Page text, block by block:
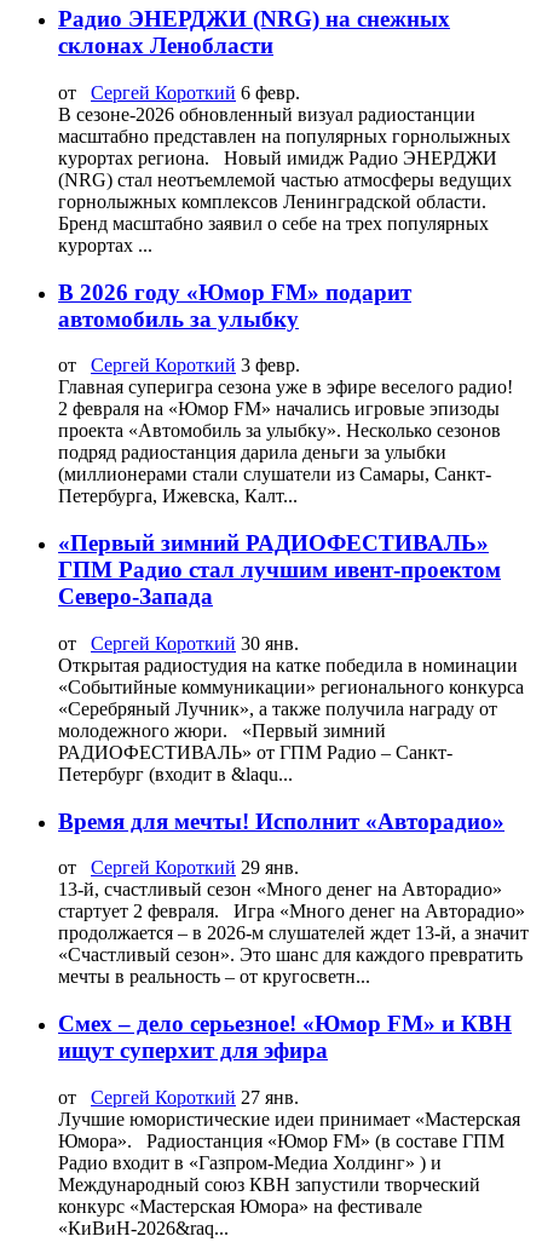
Радио ЭНЕРДЖИ (NRG) на снежных
склонах Ленобласти
от Сергей Короткий 6 февр.
В сезоне‑2026 обновленный визуал радиостанции
масштабно представлен на популярных горнолыжных
курортах региона. Новый имидж Радио ЭНЕРДЖИ
(NRG) стал неотъемлемой частью атмосферы ведущих
горнолыжных комплексов Ленинградской области.
Бренд масштабно заявил о себе на трех популярных
курортах ...
В 2026 году «Юмор FM» подарит
автомобиль за улыбку
от Сергей Короткий 3 февр.
Главная суперигра сезона уже в эфире веселого радио!
2 февраля на «Юмор FM» начались игровые эпизоды
проекта «Автомобиль за улыбку». Несколько сезонов
подряд радиостанция дарила деньги за улыбки
(миллионерами стали слушатели из Самары, Санкт-
Петербурга, Ижевска, Калт...
«Первый зимний РАДИОФЕСТИВАЛЬ»
ГПМ Радио стал лучшим ивент-проектом
Северо-Запада
от Сергей Короткий 30 янв.
Открытая радиостудия на катке победила в номинации
«Событийные коммуникации» регионального конкурса
«Серебряный Лучник», а также получила награду от
молодежного жюри. «Первый зимний
РАДИОФЕСТИВАЛЬ» от ГПМ Радио – Санкт-
Петербург (входит в &laqu...
Время для мечты! Исполнит «Авторадио»
от Сергей Короткий 29 янв.
13-й, счастливый сезон «Много денег на Авторадио»
стартует 2 февраля. Игра «Много денег на Авторадио»
продолжается – в 2026-м слушателей ждет 13-й, а значит
«Счастливый сезон». Это шанс для каждого превратить
мечты в реальность – от кругосветн...
Смех – дело серьезное! «Юмор FM» и КВН
ищут суперхит для эфира
от Сергей Короткий 27 янв.
Лучшие юмористические идеи принимает «Мастерская
Юмора». Радиостанция «Юмор FM» (в составе ГПМ
Радио входит в «Газпром-Медиа Холдинг» ) и
Международный союз КВН запустили творческий
конкурс «Мастерская Юмора» на фестивале
«КиВиН-2026&raq...